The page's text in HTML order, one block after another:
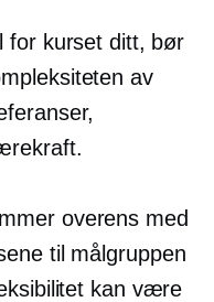
for kurset ditt, bør
av
overens med
til målgruppen
kan være